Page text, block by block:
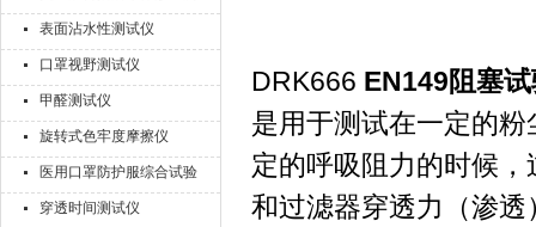
试仪
表面沾水性测试仪
口罩视野测试仪
甲醛测试仪
旋转式色牢度摩擦仪
医用口罩防护服综合试验
机
穿透时间测试仪
DRK666 EN149阻塞
是用于测试在一定的
定的呼吸阻力的时候
和过滤器穿透力（渗透